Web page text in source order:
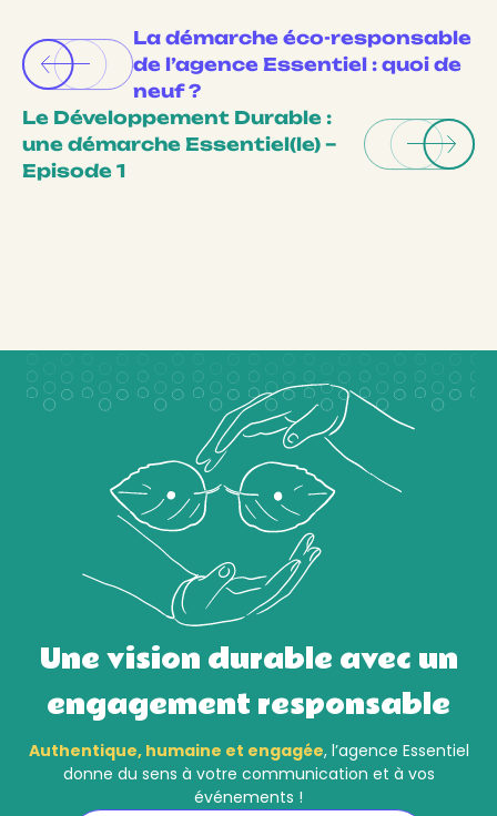
La démarche éco-responsable
de l’agence Essentiel : quoi de
neuf ?
Le Développement Durable :
une démarche Essentiel(le) –
Episode 1
Une vision durable avec un
engagement responsable
Authentique, humaine et engagée, l’agence Essentiel
donne du sens à votre communication et à vos
événements !